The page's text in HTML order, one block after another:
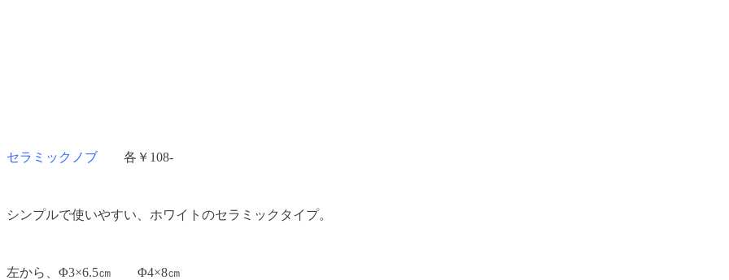
セラミックノブ 各￥108-
シンプルで使いやすい、ホワイトのセラミックタイプ。
左から、Φ3×6.5㎝ Φ4×8㎝